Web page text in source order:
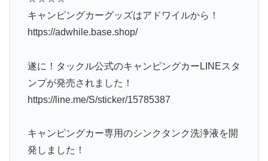
キャンピングカーグッズはアドワイルから！
https://adwhile.base.shop/
遂に！タックル公式のキャンピングカーLINEスタ
ンプが発売されました！
https://line.me/S/sticker/15785387
キャンピングカー専用のシンクタンク洗浄液を開
発しました！